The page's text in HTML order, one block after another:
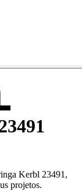
Kerbl 23491,
projetos.